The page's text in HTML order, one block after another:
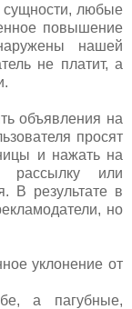
сущности, любые
повышение
нашей
не платит, а
объявления на
просят
и нажать на
рассылку или
В результате в
но
уклонение от
а пагубные,